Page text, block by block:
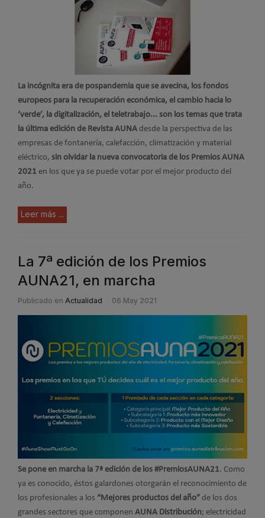
La incógnita era de pospandemia que se avecina, los fondos
europeos para la recuperación económica, el cambio hacia lo
‘verde’, la digitalización, el teletrabajo... son los temas que trata
la última edición de Revista AUNA desde la perspectiva de las
empresas de fontanería, calefacción, climatización y material
eléctrico, sin olvidar la nueva convocatoria de los Premios AUNA
2021 en los que ya se puede votar por el mejor producto del
año.
Leer más ...
La 7ª edición de los Premios
AUNA21, en marcha
Publicado en Actualidad 06 May 2021
Se pone en marcha la 7ª edición de los #PremiosAUNA21. Como
ya es conocido, éstos galardones otorgarán el reconocimiento de
los profesionales a los “Mejores productos del año” de los dos
grandes sectores que componen AUNA Distribución; electricidad